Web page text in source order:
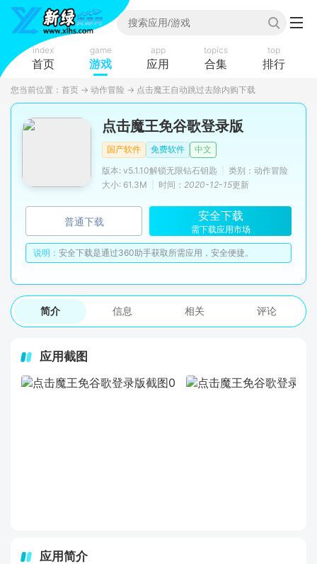
index
首页
game
游戏
app
应用
topics
合集
top
排行
您当前位置： 首页 → 动作冒险 → 点击魔王自动跳过去除内购下载
点击魔王免谷歌登录版
国产软件 免费软件
中文
版本: v5.1.10解锁无限钻石钥匙
类别：动作冒险
大小: 61.3M
时间： 2020-12-15更新
普通下载 安全下载
需下载应用市场
说明： 安全下载是通过360助手获取所需应用，安全便捷。
简介 信息 相关 评论
应用截图
应用简介